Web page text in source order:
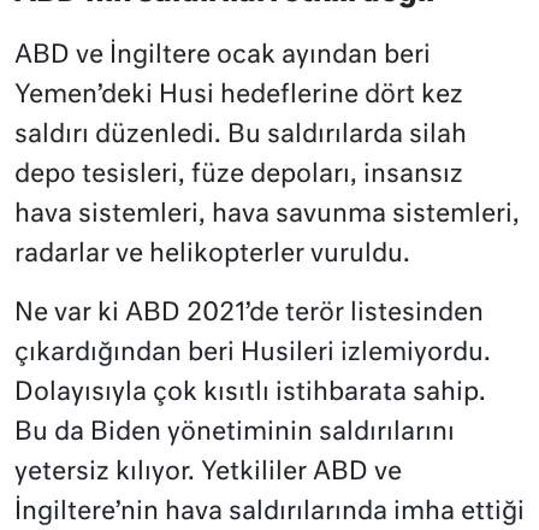
ABD ve İngiltere ocak ayından beri
Yemen’deki Husi hedeflerine dört kez
saldırı düzenledi. Bu saldırılarda silah
depo tesisleri, füze depoları, insansız
hava sistemleri, hava savunma sistemleri,
radarlar ve helikopterler vuruldu.
Ne var ki ABD 2021’de terör listesinden
çıkardığından beri Husileri izlemiyordu.
Dolayısıyla çok kısıtlı istihbarata sahip.
Bu da Biden yönetiminin saldırılarını
yetersiz kılıyor. Yetkililer ABD ve
İngiltere’nin hava saldırılarında imha ettiği